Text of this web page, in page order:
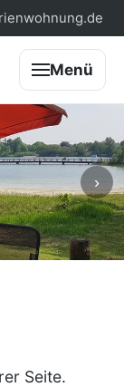
Menü
›
Seite.